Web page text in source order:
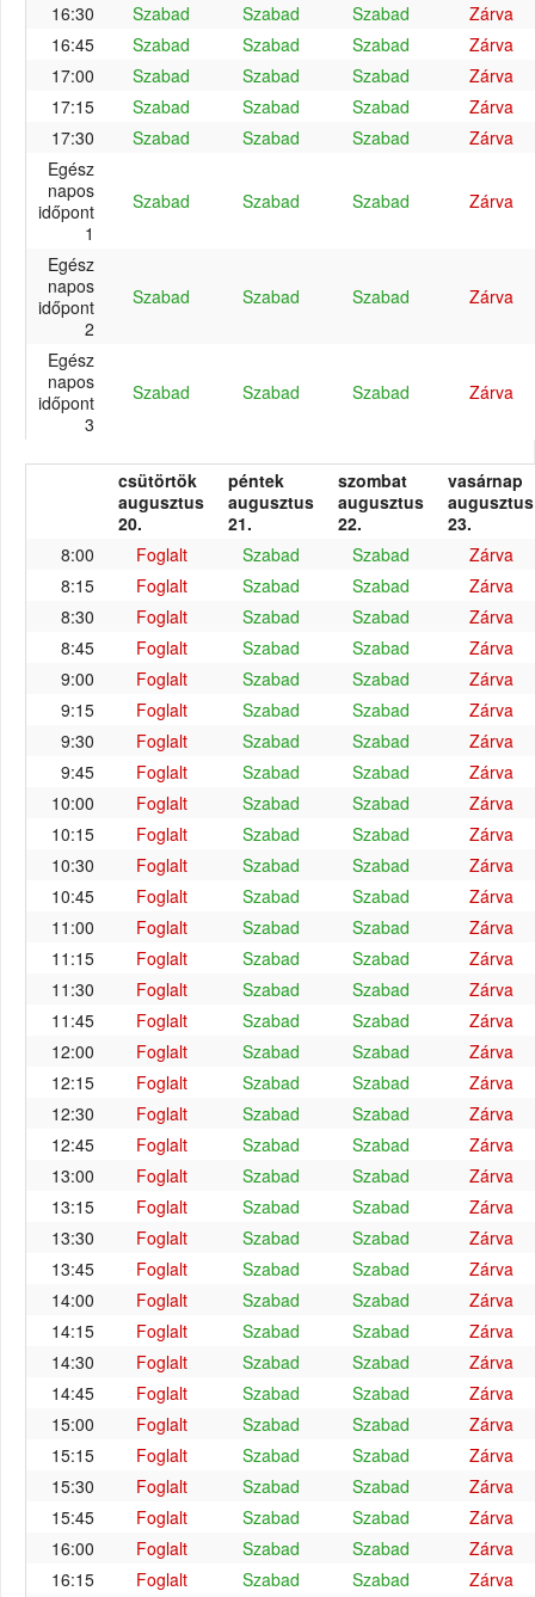
16:30 Szabad Szabad Szabad
Zárva
16:45
Szabad Szabad Szabad
Zárva
17:00
Szabad Szabad Szabad
Zárva
17:15
Szabad Szabad Szabad
Zárva
17:30
Szabad Szabad Szabad
Zárva
Egész
napos
időpont
1
Szabad Szabad Szabad Zárva
Egész
napos
időpont
2
Szabad Szabad Szabad Zárva
Egész
napos
időpont
3
Szabad Szabad Szabad Zárva
csütörtök
augusztus
20.
péntek
augusztus
21.
szombat
augusztus
22.
vasárnap
augusztus
23.
8:00
Foglalt Szabad Szabad
Zárva
8:15
Foglalt Szabad Szabad
Zárva
8:30
Foglalt Szabad Szabad
Zárva
8:45
Foglalt Szabad Szabad
Zárva
9:00
Foglalt Szabad Szabad
Zárva
9:15
Foglalt Szabad Szabad
Zárva
9:30
Foglalt Szabad Szabad
Zárva
9:45
Foglalt Szabad Szabad
Zárva
10:00
Foglalt Szabad Szabad
Zárva
10:15
Foglalt Szabad Szabad
Zárva
10:30
Foglalt Szabad Szabad
Zárva
10:45
Foglalt Szabad Szabad
Zárva
11:00
Foglalt Szabad Szabad
Zárva
11:15
Foglalt Szabad Szabad
Zárva
11:30
Foglalt Szabad Szabad
Zárva
11:45
Foglalt Szabad Szabad
Zárva
12:00
Foglalt Szabad Szabad
Zárva
12:15
Foglalt Szabad Szabad
Zárva
12:30
Foglalt Szabad Szabad
Zárva
12:45
Foglalt Szabad Szabad
Zárva
13:00
Foglalt Szabad Szabad
Zárva
13:15
Foglalt Szabad Szabad
Zárva
13:30
Foglalt Szabad Szabad
Zárva
13:45
Foglalt Szabad Szabad
Zárva
14:00
Foglalt Szabad Szabad
Zárva
14:15
Foglalt Szabad Szabad
Zárva
14:30
Foglalt Szabad Szabad
Zárva
14:45
Foglalt Szabad Szabad
Zárva
15:00
Foglalt Szabad Szabad
Zárva
15:15
Foglalt Szabad Szabad
Zárva
15:30
Foglalt Szabad Szabad
Zárva
15:45
Foglalt Szabad Szabad
Zárva
16:00
Foglalt Szabad Szabad
Zárva
16:15
Foglalt Szabad Szabad
Zárva